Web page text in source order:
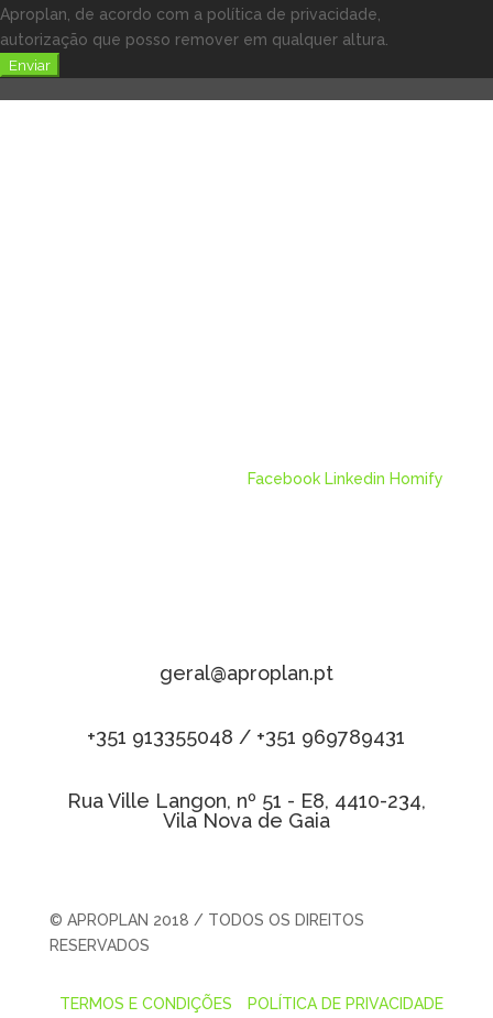
Aproplan, de acordo com a política de privacidade,
autorização que posso remover em qualquer altura.
Enviar
Facebook Linkedin Homify
geral@aproplan.pt
+351 913355048 / +351 969789431
Rua Ville Langon, nº 51 - E8, 4410-234,
Vila Nova de Gaia
© APROPLAN 2018 / TODOS OS DIREITOS
RESERVADOS
TERMOS E CONDIÇÕES POLÍTICA DE PRIVACIDADE